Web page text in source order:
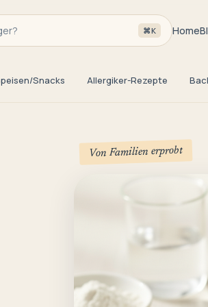
⌘K Home
Snacks Allergiker-Rezepte
Von Familien erprobt